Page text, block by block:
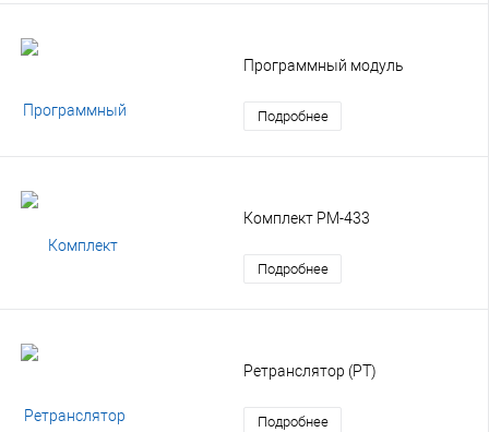
Программный модуль
Подробнее
Комплект РМ-433
Подробнее
Ретранслятор (РТ)
Подробнее